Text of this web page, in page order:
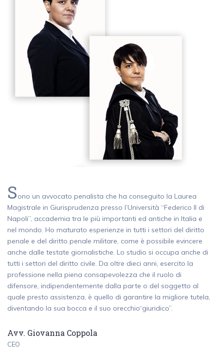
Sono un avvocato penalista che ha conseguito la Laurea
Magistrale in Giurisprudenza presso l’Università “Federico II di
Napoli”, accademia tra le più importanti ed antiche in Italia e
nel mondo. Ho maturato esperienze in tutti i settori del diritto
penale e del diritto penale militare, come è possibile evincere
anche dalle testate giornalistiche. Lo studio si occupa anche di
tutti i settori del diritto civile. Da oltre dieci anni, esercito la
professione nella piena consapevolezza che il ruolo di
difensore, indipendentemente dalla parte o del soggetto al
quale presto assistenza, è quello di garantire la migliore tutela,
diventando la sua bocca e il suo orecchio“giuridico”.
Avv. Giovanna Coppola
CEO